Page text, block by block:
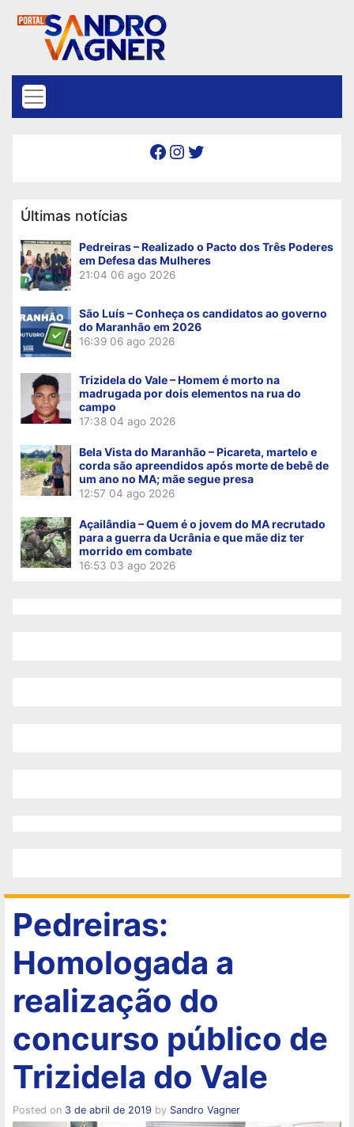
Facebook Instagram Twitter
Últimas notícias
Pedreiras – Realizado o Pacto dos Três Poderes
em Defesa das Mulheres
21:04 06 ago 2026
São Luís – Conheça os candidatos ao governo
do Maranhão em 2026
16:39 06 ago 2026
Trizidela do Vale – Homem é morto na
madrugada por dois elementos na rua do
campo
17:38 04 ago 2026
Bela Vista do Maranhão – Picareta, martelo e
corda são apreendidos após morte de bebê de
um ano no MA; mãe segue presa
12:57 04 ago 2026
Açailândia – Quem é o jovem do MA recrutado
para a guerra da Ucrânia e que mãe diz ter
morrido em combate
16:53 03 ago 2026
Pedreiras:
Homologada a
realização do
concurso público de
Trizidela do Vale
Posted on 3 de abril de 2019 by Sandro Vagner